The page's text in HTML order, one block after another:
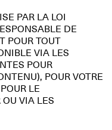
PAR LA LOI
DE
POUR TOUT
VIA LES
POUR
POUR VOTRE
LE
VIA LES